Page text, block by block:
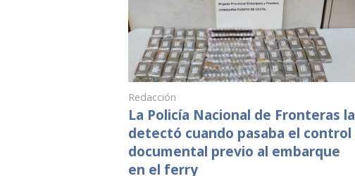
Redacción
La Policía Nacional de Fronteras la
detectó cuando pasaba el control
documental previo al embarque
en el ferry